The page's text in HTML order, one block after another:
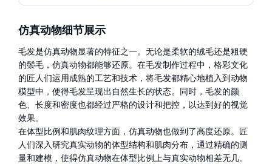
仿真动物细节展示
毛发是仿真动物显著的特征之一。无论是柔软的绒毛还是粗硬
的鬃毛，仿真动物都能够还原。在毛发制作过程中，格彩文化
的匠人们运用成熟的工艺和技术，将毛发都精心地植入到动物
模型中，使得毛发呈现出自然生长的状态。同时，毛发的颜
色、长度和密度也都经过严格的设计和把控，以达到好的视觉
效果。
在体型比例和肌肉纹理方面，仿真动物也做到了高度还原。匠
人们深入研究真实动物的体型结构和肌肉分布，通过精确的测
量和建模，使得仿真动物在体型比例上与真实动物相差无几。